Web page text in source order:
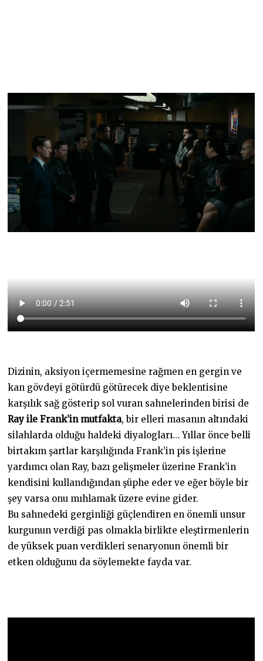
Dizinin, aksiyon içermemesine rağmen en gergin ve
kan gövdeyi götürdü götürecek diye beklentisine
karşılık sağ gösterip sol vuran sahnelerinden birisi de
Ray ile Frank’in mutfakta, bir elleri masanın altındaki
silahlarda olduğu haldeki diyalogları… Yıllar önce belli
birtakım şartlar karşılığında Frank’in pis işlerine
yardımcı olan Ray, bazı gelişmeler üzerine Frank’in
kendisini kullandığından şüphe eder ve eğer böyle bir
şey varsa onu mıhlamak üzere evine gider.
Bu sahnedeki gerginliği güçlendiren en önemli unsur
kurgunun verdiği pas olmakla birlikte eleştirmenlerin
de yüksek puan verdikleri senaryonun önemli bir
etken olduğunu da söylemekte fayda var.